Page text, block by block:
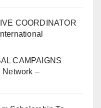
COORDINATOR
CAMPAIGNS
Network –